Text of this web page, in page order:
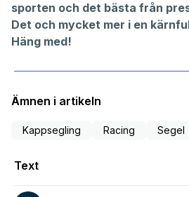
sporten och det bästa från
Det och mycket mer i en
Häng med!
Ämnen i artikeln
Kappsegling Racing Segel
Text